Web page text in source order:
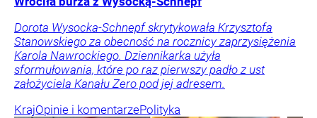
Dorota Wysocka-Schnepf skrytykowała Krzysztofa
Stanowskiego za obecność na rocznicy zaprzysiężenia
Karola Nawrockiego. Dziennikarka użyła
sformułowania, które po raz pierwszy padło z ust
założyciela Kanału Zero pod jej adresem.
KrajOpinie i komentarzePolityka